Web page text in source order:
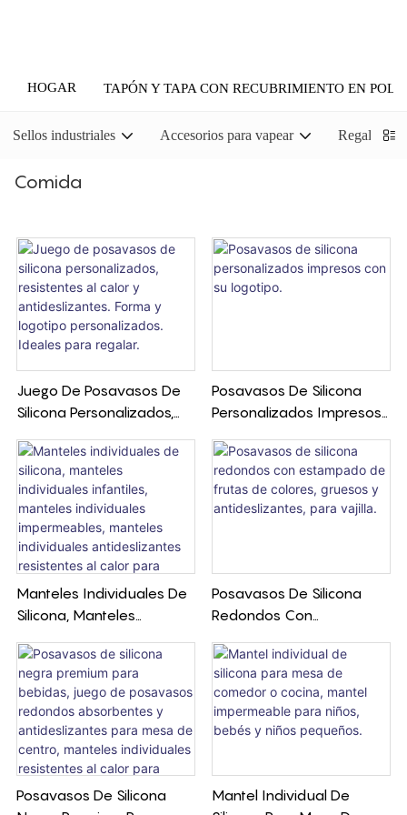
HOGAR TAPÓN Y TAPA CON RECUBRIMIENTO EN
Sellos industriales Accesorios para vapear Regalos
Comida
Juego De Posavasos De
Silicona Personalizados,
Antideslizantes. Forma Y
Logotipo Personalizados.
Ideales Para Regalar.
Posavasos De Silicona
Personalizados Impresos
Manteles Individuales De
Silicona, Manteles
Manteles Individuales
Impermeables, Manteles
Individuales
Antideslizantes
Resistentes Al Calor Para
Mesa De Comedor.
Posavasos De Silicona
Redondos Con
Colores, Gruesos Y
Antideslizantes, Para
Vajilla.
Posavasos De Silicona
Mantel Individual De